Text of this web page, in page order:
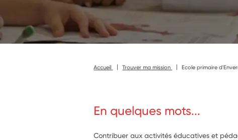
Accueil Trouver ma mission Ecole primaire
En quelques mots...
Contribuer aux activités éducatives et